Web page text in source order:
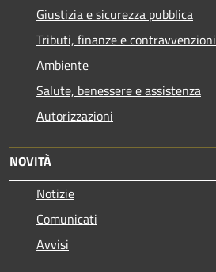
Giustizia e sicurezza pubblica
Tributi, finanze e contravvenzioni
Ambiente
Salute, benessere e assistenza
Autorizzazioni
NOVITÀ
Notizie
Comunicati
Avvisi